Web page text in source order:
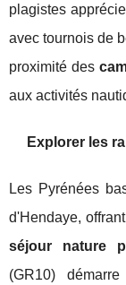
plagistes
avec tournois de
proximité des
aux activités
Explorer les
Les Pyrénées
d'Hendaye,
séjour nature
(GR10)